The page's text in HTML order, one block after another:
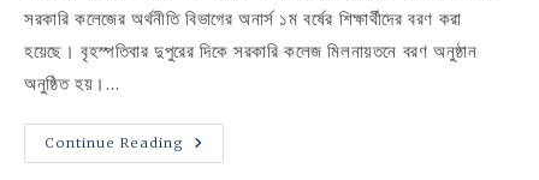
সরকারি কলেজের অর্থনীতি বিভাগের অনার্স ১ম বর্ষের শিক্ষার্থীদের বরণ করা
হয়েছে। বৃহস্পতিবার দুপুরের দিকে সরকারি কলেজ মিলনায়তনে বরণ অনুষ্ঠান
অনুষ্ঠিত হয়।…
Continue Reading মেহেরপুর
সরকারি